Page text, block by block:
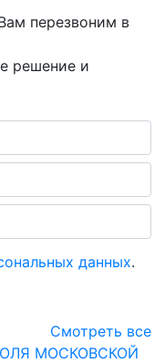
перезвоним в
решение и
данных.
Смотреть все
МОСКОВСКОЙ